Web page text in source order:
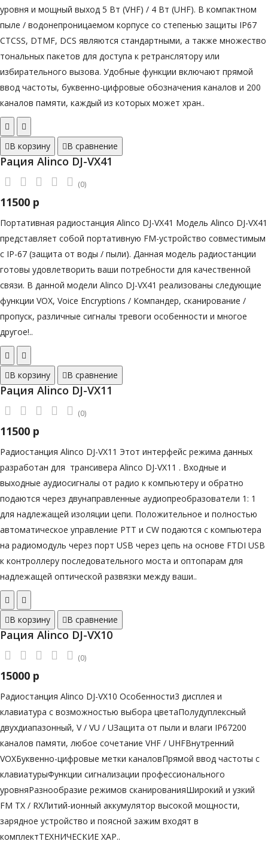
уровня и мощный выход 5 Вт (VHF) / 4 Вт (UHF). В компактном
пыле / водонепроницаемом корпусе со степенью защиты IP67
CTCSS, DTMF, DCS являются стандартными, а также множество
тональных пакетов для доступа к ретранслятору или
избирательного вызова. Удобные функции включают прямой
ввод частоты, буквенно-цифровые обозначения каналов и 200
каналов памяти, каждый из которых может хран..
В корзину В сравнение
Рация Alinco DJ-VX41
(0)
11500 р
Портативная радиостанция Alinco DJ-VX41 Модель Alinco DJ-VX41
представляет собой портативную FM-устройство совместимым
с IP-67 (защита от воды / пыли). Данная модель радиостанции
готовы удовлетворить ваши потребности для качественной
связи. В данной модели Alinco DJ-VX41 реализованы следующие
функции VOX, Voice Encryptions / Компандер, сканирование /
пропуск, различные сигналы тревоги особенности и многое
другое!..
В корзину В сравнение
Рация Alinco DJ-VX11
(0)
11500 р
Радиостанция Alinco DJ-VX11 Этот интерфейс режима данных
разработан для трансивера Alinco DJ-VX11 . Входные и
выходные аудиосигналы от радио к компьютеру и обратно
подаются через двунаправленные аудиопреобразователи 1: 1
для надлежащей изоляции цепи. Положительное и полностью
автоматическое управление PTT и CW подаются с компьютера
на радиомодуль через порт USB через цепь на основе FTDI USB
к контроллеру последовательного моста и оптопарам для
надлежащей оптической развязки между ваши..
В корзину В сравнение
Рация Alinco DJ-VX10
(0)
15000 р
Радиостанция Alinco DJ-VX10 Особенности3 дисплея и
клавиатура с возможностью выбора цветаПолудуплексный
двухдиапазонный, V / VU / UЗащита от пыли и влаги IP67200
каналов памяти, любое сочетание VHF / UHFВнутренний
VOXБуквенно-цифровые метки каналовПрямой ввод частоты с
клавиатурыФункции сигнализации профессионального
уровняРазнообразие режимов сканированияШирокий и узкий
FM TX / RXЛитий-ионный аккумулятор высокой мощности,
зарядное устройство и поясной зажим входят в
комплектТЕХНИЧЕСКИЕ ХАР..